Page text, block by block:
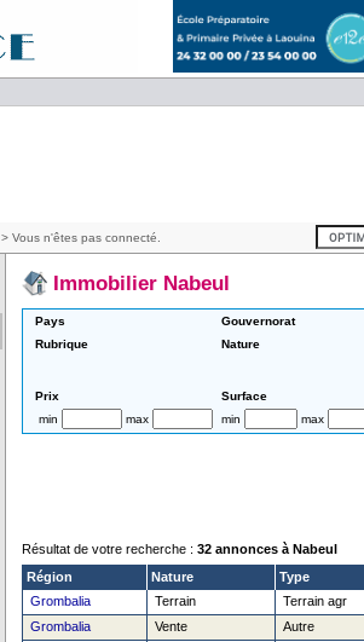
> Vous n'êtes pas connecté.
Immobilier Nabeul
Pays Gouvernorat
Rubrique
Nature
Prix Surface
min
max min max
Résultat de votre recherche : 32 annonces à Nabeul
Région
Nature Type
Grombalia
Terrain Terrain agr
Grombalia
Vente Autre